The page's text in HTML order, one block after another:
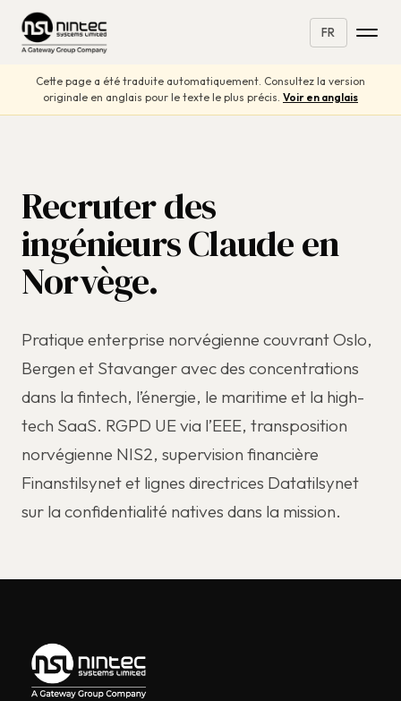
FR
Cette page a été traduite automatiquement. Consultez la version
originale en anglais pour le texte le plus précis. Voir en anglais
Recruter des
ingénieurs Claude en
Norvège.
Pratique enterprise norvégienne couvrant Oslo,
Bergen et Stavanger avec des concentrations
dans la fintech, l’énergie, le maritime et la high-
tech SaaS. RGPD UE via l’EEE, transposition
norvégienne NIS2, supervision financière
Finanstilsynet et lignes directrices Datatilsynet
sur la confidentialité natives dans la mission.